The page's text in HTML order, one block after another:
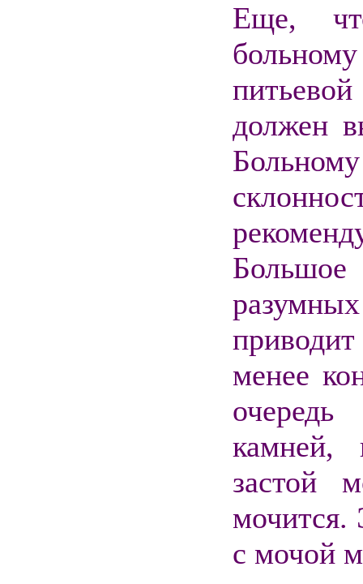
Еще,
должен
менее
камней,
застой
мочится.
с мочой